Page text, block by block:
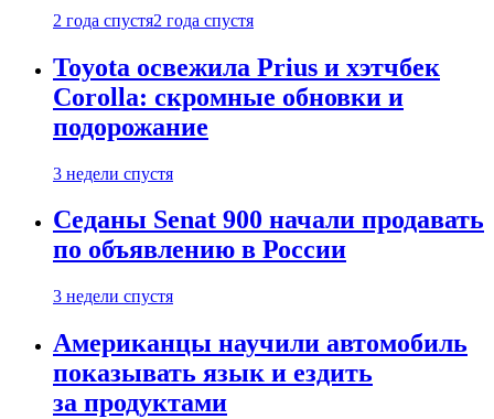
2 года спустя2 года спустя
Toyota освежила Prius и хэтчбек
Corolla: скромные обновки и
подорожание
3 недели спустя
Седаны Senat 900 начали продавать
по объявлению в России
3 недели спустя
Американцы научили автомобиль
показывать язык и ездить
за продуктами